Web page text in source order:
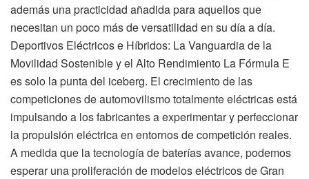
además una practicidad añadida para aquellos que
necesitan un poco más de versatilidad en su día a día.
Deportivos Eléctricos e Híbridos: La Vanguardia de la
Movilidad Sostenible y el Alto Rendimiento La Fórmula E
es solo la punta del iceberg. El crecimiento de las
competiciones de automovilismo totalmente eléctricas está
impulsando a los fabricantes a experimentar y perfeccionar
la propulsión eléctrica en entornos de competición reales.
A medida que la tecnología de baterías avance, podemos
esperar una proliferación de modelos eléctricos de Gran